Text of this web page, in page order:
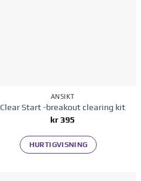
ANSIKT
Clear Start -breakout clearing kit
kr395
HURTIGVISNING